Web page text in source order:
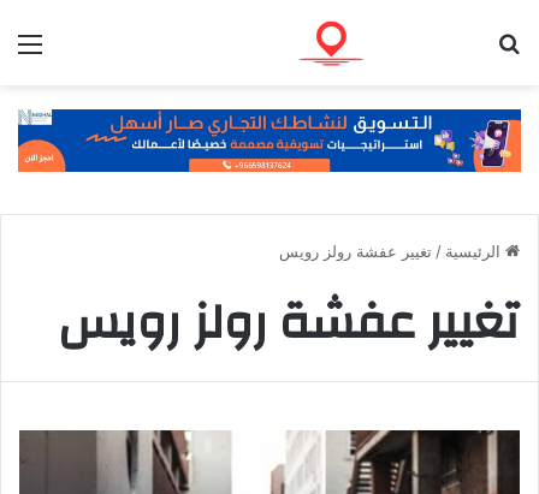
الرئيسية / تغيير عفشة رولز رويس
تغيير عفشة رولز رويس